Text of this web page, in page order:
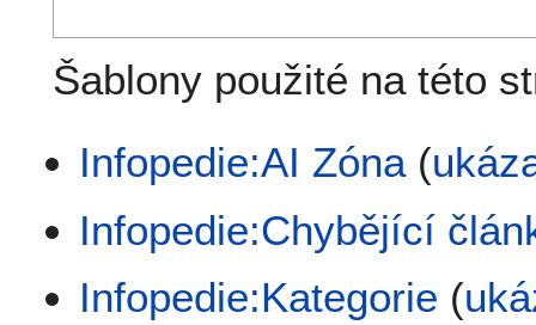
Šablony použité na této
Infopedie:AI Zóna(
Infopedie:Chybějící
Infopedie:Kategorie (